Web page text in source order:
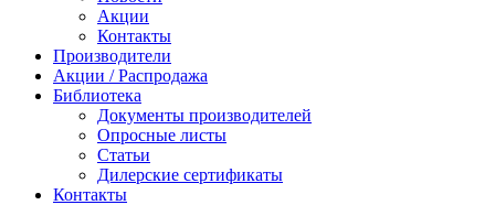
Акции
Контакты
Производители
Акции / Распродажа
Библиотека
Документы производителей
Опросные листы
Статьи
Дилерские сертификаты
Контакты